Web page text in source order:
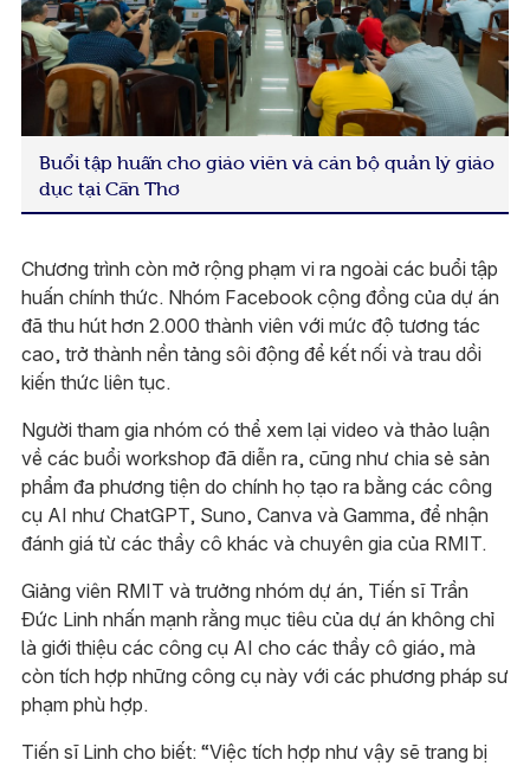
Buổi tập huấn cho giáo viên và cán bộ quản lý giáo
dục tại Cần Thơ
Chương trình còn mở rộng phạm vi ra ngoài các buổi tập
huấn chính thức. Nhóm Facebook cộng đồng của dự án
đã thu hút hơn 2.000 thành viên với mức độ tương tác
cao, trở thành nền tảng sôi động để kết nối và trau dồi
kiến thức liên tục.
Người tham gia nhóm có thể xem lại video và thảo luận
về các buổi workshop đã diễn ra, cũng như chia sẻ sản
phẩm đa phương tiện do chính họ tạo ra bằng các công
cụ AI như ChatGPT, Suno, Canva và Gamma, để nhận
đánh giá từ các thầy cô khác và chuyên gia của RMIT.
Giảng viên RMIT và trưởng nhóm dự án, Tiến sĩ Trần
Đức Linh nhấn mạnh rằng mục tiêu của dự án không chỉ
là giới thiệu các công cụ AI cho các thầy cô giáo, mà
còn tích hợp những công cụ này với các phương pháp sư
phạm phù hợp.
Tiến sĩ Linh cho biết: “Việc tích hợp như vậy sẽ trang bị